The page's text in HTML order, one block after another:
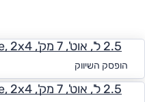
2.5 ל', אוט', 7 מק', Intense, 2x4
הופסק השיווק
2.5 ל', אוט', 7 מק', Executive, 2x4